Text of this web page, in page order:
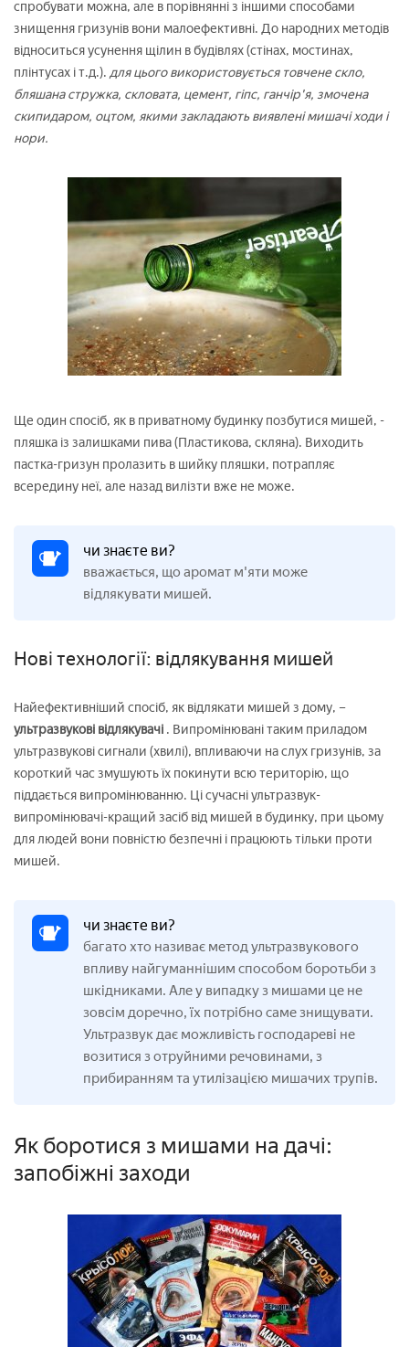
спробувати можна, але в порівнянні з іншими способами
знищення гризунів вони малоефективні. До народних методів
відноситься усунення щілин в будівлях (стінах, мостинах,
плінтусах і т.д.). для цього використовується товчене скло,
бляшана стружка, скловата, цемент, гіпс, ганчір'я, змочена
скипидаром, оцтом, якими закладають виявлені мишачі ходи і
нори.
Ще один спосіб, як в приватному будинку позбутися мишей, -
пляшка із залишками пива (Пластикова, скляна). Виходить
пастка-гризун пролазить в шийку пляшки, потрапляє
всередину неї, але назад вилізти вже не може.
чи знаєте ви?
вважається, що аромат м'яти може
відлякувати мишей.
Нові технології: відлякування мишей
Найефективніший спосіб, як відлякати мишей з дому, –
ультразвукові відлякувачі . Випромінювані таким приладом
ультразвукові сигнали (хвилі), впливаючи на слух гризунів, за
короткий час змушують їх покинути всю територію, що
піддається випромінюванню. Ці сучасні ультразвук-
випромінювачі-кращий засіб від мишей в будинку, при цьому
для людей вони повністю безпечні і працюють тільки проти
мишей.
чи знаєте ви?
багато хто називає метод ультразвукового
впливу найгуманнішим способом боротьби з
шкідниками. Але у випадку з мишами це не
зовсім доречно, їх потрібно саме знищувати.
Ультразвук дає можливість господареві не
возитися з отруйними речовинами, з
прибиранням та утилізацією мишачих трупів.
Як боротися з мишами на дачі:
запобіжні заходи